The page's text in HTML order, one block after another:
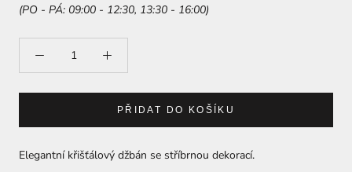
(PO - PÁ: 09:00 - 12:30, 13:30 - 16:00)
PŘIDAT DO KOŠÍKU
Elegantní křišťálový džbán se stříbrnou dekorací.